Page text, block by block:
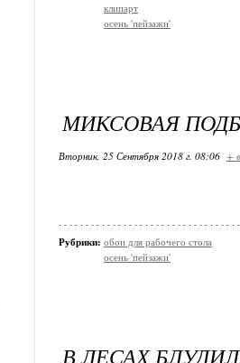
клипарт
осень 'пейзажи'
МИКСОВАЯ
Вторник, 25 Сентября 2018 г. 08:06 +
Рубрики: обои для рабочего стола
осень 'пейзажи'
В ЛЕСАХ